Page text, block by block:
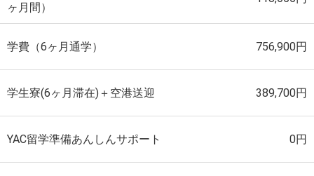
ヶ月間）
学費（6ヶ月通学） 756,900円
学生寮(6ヶ月滞在)＋空港送迎 389,700円
YAC留学準備あんしんサポート 0円